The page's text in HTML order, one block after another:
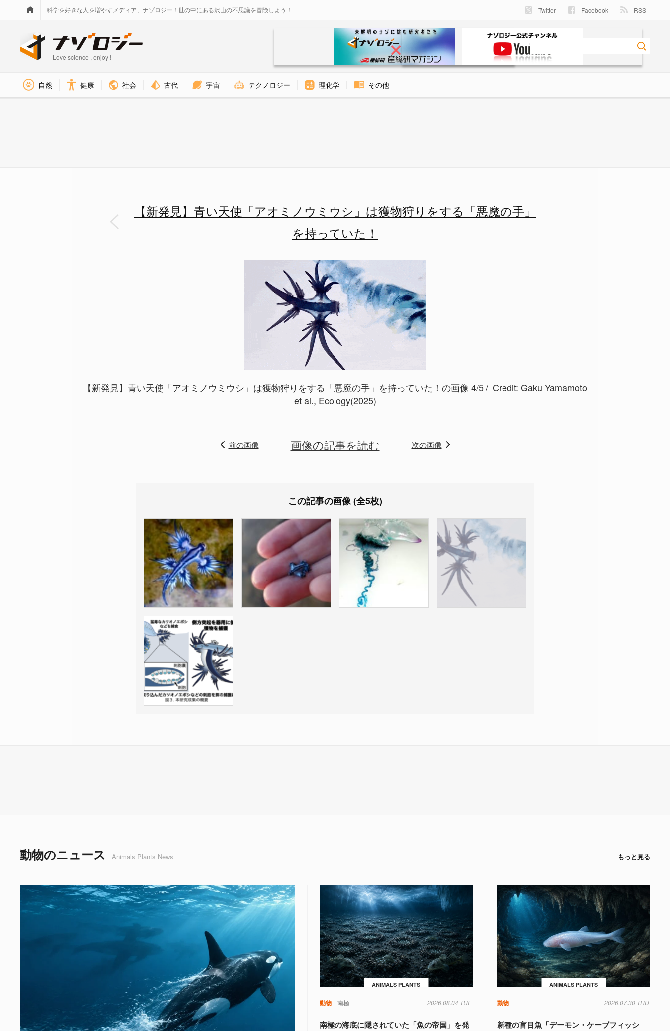
科学を好きな人を増やすメディア、ナゾロジー！世の中にある沢山の不思議を冒険しよう！ Twitter Facebook RSS
Love science , enjoy !
自然 健康 社会 古代 宇宙 テクノロジー 理化学 その他
【新発見】青い天使「アオミノウミウシ」は獲物狩りをする「悪魔の手」
を持っていた！
【新発見】青い天使「アオミノウミウシ」は獲物狩りをする「悪魔の手」を持っていた！の画像 4/5 Credit: Gaku Yamamoto
et al., Ecology(2025)
前の画像 画像の記事を読む 次の画像
この記事の画像 (全5枚)
動物のニュース Animals Plants News もっと見る
ANIMALS PLANTS
動物 南極 2026.08.04 TUE
南極の海底に隠されていた「魚の帝国」を発
ANIMALS PLANTS
動物 2026.07.30 THU
新種の盲目魚「デーモン・ケーブフィッシ